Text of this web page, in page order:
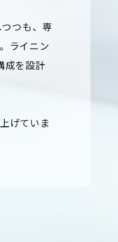
つも、専
ライニン
成を設計
げていま